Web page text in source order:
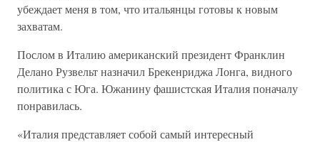
убеждает меня в том, что итальянцы готовы к новым
захватам.
Послом в Италию американский президент Франклин
Делано Рузвельт назначил Брекенриджа Лонга, видного
политика с Юга. Южанину фашистская Италия поначалу
понравилась.
«Италия представляет собой самый интересный